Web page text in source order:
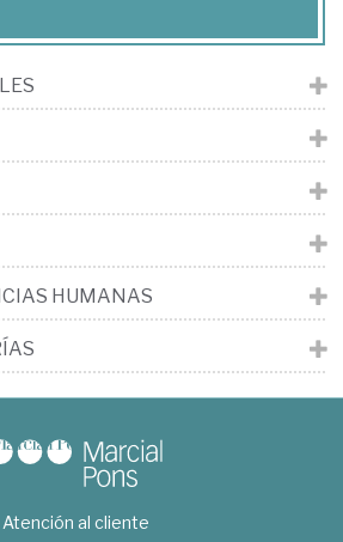
HUMANAS
Atención al cliente